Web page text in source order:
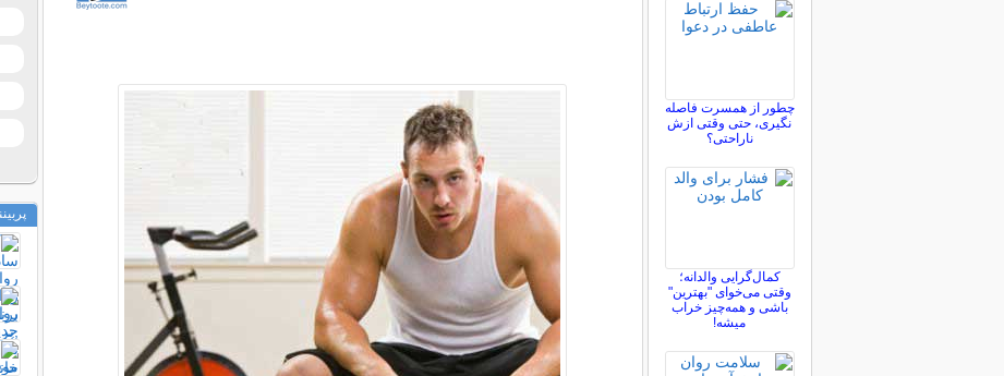
چطور از همسرت فاصله
نگيری، حتی وقتی ازش
ناراحتی؟
کمال‌گرایی والدانه؛
وقتی می‌خوای "بهترین"
باشی و همه‌چیز خراب
میشه!